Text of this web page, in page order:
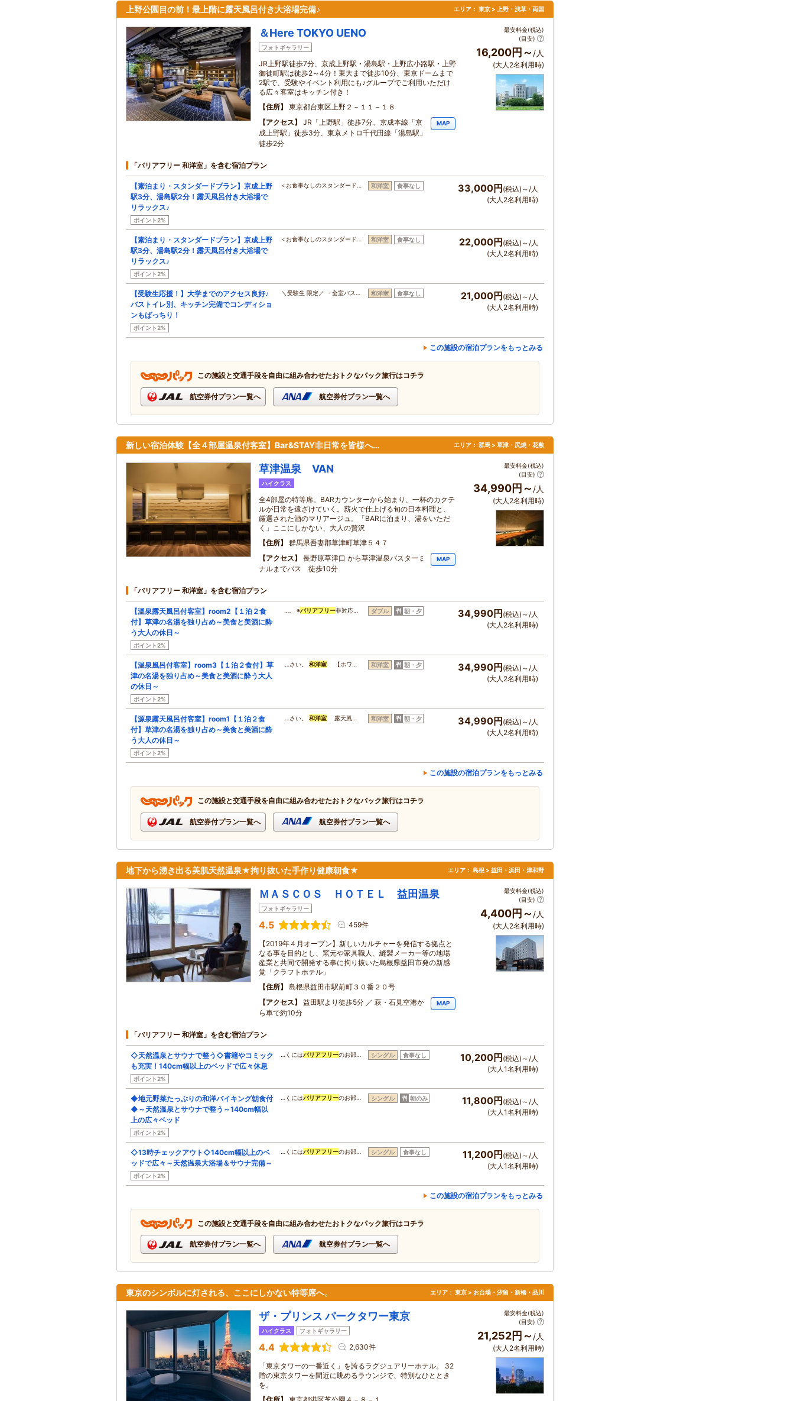
上野公園目の前！最上階に露天風呂付き大浴場完備♪ エリア： 東京 > 上野・浅草・両国
＆Here TOKYO UENO
フォトギャラリー
JR上野駅徒歩7分、京成上野駅・湯島駅・上野広小路駅・上野
御徒町駅は徒歩2～4分！東大まで徒歩10分、東京ドームまで
2駅で、受験やイベント利用にも♪グループでご利用いただけ
る広々客室はキッチン付き！
住所
東京都台東区上野２－１１－１８
アクセス
JR「上野駅」徒歩7分、京成本線「京
成上野駅」徒歩3分、東京メトロ千代田線「湯島駅」
徒歩2分
MAP
最安料金(税込)
(目安)
16,200円～ /人
(大人2名利用時)
「バリアフリー 和洋室」を含む宿泊プラン
【素泊まり・スタンダードプラン】京成上野
駅3分、湯島駅2分！露天風呂付き大浴場で
リラックス♪
ポイント2%
＜お食事なしのスタンダード… 和洋室 食事なし 33,000円 (税込)～/人
(大人2名利用時)
【素泊まり・スタンダードプラン】京成上野
駅3分、湯島駅2分！露天風呂付き大浴場で
リラックス♪
ポイント2%
＜お食事なしのスタンダード… 和洋室 食事なし 22,000円 (税込)～/人
(大人2名利用時)
【受験生応援！】大学までのアクセス良好♪
バストイレ別、キッチン完備でコンディショ
ンもばっちり！
ポイント2%
＼受験生 限定／ ・全室バス… 和洋室 食事なし 21,000円 (税込)～/人
(大人2名利用時)
この施設の宿泊プランをもっとみる
この施設と交通手段を自由に組み合わせたおトクなパック旅行はコチラ
航空券付プラン一覧へ 航空券付プラン一覧へ
新しい宿泊体験【全４部屋温泉付客室】Bar&STAY非日常を皆様へ… エリア： 群馬 > 草津・尻焼・花敷
草津温泉 VAN
ハイクラス
全4部屋の特等席。BARカウンターから始まり、一杯のカクテ
ルが日常を遠ざけていく。薪火で仕上げる旬の日本料理と、
厳選された酒のマリアージュ。「BARに泊まり、湯をいただ
く」ここにしかない、大人の贅沢
住所
群馬県吾妻郡草津町草津５４７
アクセス
長野原草津口 から草津温泉バスターミ
ナルまでバス 徒歩10分
MAP
最安料金(税込)
(目安)
34,990円～ /人
(大人2名利用時)
「バリアフリー 和洋室」を含む宿泊プラン
【温泉露天風呂付客室】room2【１泊２食
付】草津の名湯を独り占め～美食と美酒に酔
う大人の休日～
ポイント2%
…。 ※バリアフリー非対応… ダブル 朝・夕 34,990円 (税込)～/人
(大人2名利用時)
【温泉風呂付客室】room3【１泊２食付】草
津の名湯を独り占め～美食と美酒に酔う大人
の休日～
ポイント2%
…さい。 和洋室 【ホワ… 和洋室 朝・夕 34,990円 (税込)～/人
(大人2名利用時)
【源泉露天風呂付客室】room1【１泊２食
付】草津の名湯を独り占め～美食と美酒に酔
う大人の休日～
ポイント2%
…さい。 和洋室 露天風… 和洋室 朝・夕 34,990円 (税込)～/人
(大人2名利用時)
この施設の宿泊プランをもっとみる
この施設と交通手段を自由に組み合わせたおトクなパック旅行はコチラ
航空券付プラン一覧へ 航空券付プラン一覧へ
地下から湧き出る美肌天然温泉★拘り抜いた手作り健康朝食★ エリア： 島根 > 益田・浜田・津和野
ＭＡＳＣＯＳ ＨＯＴＥＬ 益田温泉
フォトギャラリー
4.5 459件
【2019年４月オープン】新しいカルチャーを発信する拠点と
なる事を目的とし、窯元や家具職人、縫製メーカー等の地場
産業と共同で開発する事に拘り抜いた島根県益田市発の新感
覚「クラフトホテル」
住所
島根県益田市駅前町３０番２０号
アクセス
益田駅より徒歩5分 ／ 萩・石見空港か
ら車で約10分
MAP
最安料金(税込)
(目安)
4,400円～ /人
(大人2名利用時)
「バリアフリー 和洋室」を含む宿泊プラン
◇天然温泉とサウナで整う◇書籍やコミック
も充実！140cm幅以上のベッドで広々休息
ポイント2%
…くにはバリアフリーのお部… シングル 食事なし 10,200円(税込)～/人
(大人1名利用時)
◆地元野菜たっぷりの和洋バイキング朝食付
◆～天然温泉とサウナで整う～140cm幅以
上の広々ベッド
ポイント2%
…くにはバリアフリーのお部… シングル 朝のみ 11,800円(税込)～/人
(大人1名利用時)
◇13時チェックアウト◇140cm幅以上のベ
ッドで広々～天然温泉大浴場＆サウナ完備～
ポイント2%
…くにはバリアフリーのお部… シングル 食事なし 11,200円(税込)～/人
(大人1名利用時)
この施設の宿泊プランをもっとみる
この施設と交通手段を自由に組み合わせたおトクなパック旅行はコチラ
航空券付プラン一覧へ 航空券付プラン一覧へ
東京のシンボルに灯される、ここにしかない特等席へ。 エリア： 東京 > お台場・汐留・新橋・品川
ザ・プリンス パークタワー東京
ハイクラス フォトギャラリー
4.4 2,630件
「東京タワーの一番近く」を誇るラグジュアリーホテル。 32
階の東京タワーを間近に眺めるラウンジで、特別なひととき
を。
最安料金(税込)
(目安)
21,252円～/人
(大人2名利用時)